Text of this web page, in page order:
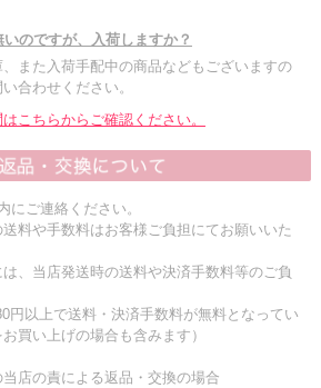
のですが、入荷しますか？
また入荷手配中の商品などもございますの
合わせください。
こちらからご確認ください。
にご連絡ください。
送料や手数料はお客様ご負担にてお願いいた
は、当店発送時の送料や決済手数料等のご負
円以上で送料・決済手数料が無料となってい
買い上げの場合も含みます）
店の責による返品・交換の場合